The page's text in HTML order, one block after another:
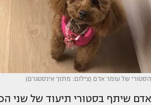
הסטורי של עומר אדם (צילום: מתוך אינסטגרם)
אדם שיתף בסטורי תיעוד של שני